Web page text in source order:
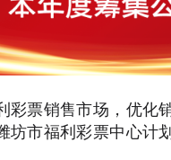
彩票销售市场，优化
坊市福利彩票中心计